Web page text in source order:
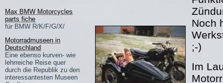
Max BMW Motorcycles
parts fiche
für BMW R/K/F/G/X/
Motorradmuseen in
Deutschland
Eine ebenso kurven- wie
lehrreiche Reise quer
durch die Republik zu den
interessantesten Museen
Noch
;-)
Im